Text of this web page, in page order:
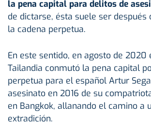
la pena capital para delitos de
de dictarse, ésta suele ser después
la cadena perpetua.
En este sentido, en agosto de 2020
Tailandia conmutó la pena capital
perpetua para el español Artur
asesinato en 2016 de su
en Bangkok, allanando el camino a
extradición.